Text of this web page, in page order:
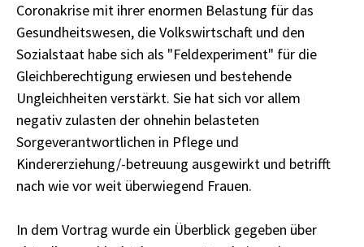
Coronakrise mit ihrer enormen Belastung für das
Gesundheitswesen, die Volkswirtschaft und den
Sozialstaat habe sich als "Feldexperiment" für die
Gleichberechtigung erwiesen und bestehende
Ungleichheiten verstärkt. Sie hat sich vor allem
negativ zulasten der ohnehin belasteten
Sorgeverantwortlichen in Pflege und
Kindererziehung/-betreuung ausgewirkt und betrifft
nach wie vor weit überwiegend Frauen.
In dem Vortrag wurde ein Überblick gegeben über